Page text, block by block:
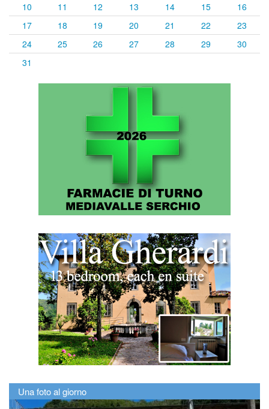
10
11 12 13 14 15
16
17
18 19 20 21 22
23
24
25 26 27 28 29
30
31
Una foto al giorno